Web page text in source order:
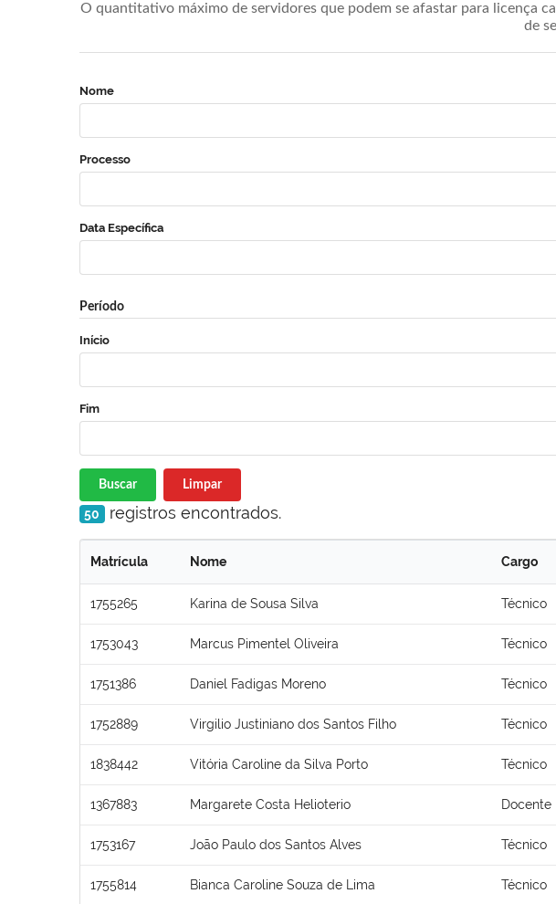
O quantitativo máximo de servidores que podem se afastar para licença
de
Nome
Processo
Data Específica
Período
Início
Fim
Buscar Limpar
50 registros encontrados.
Matrícula Nome Cargo
1755265 Karina de Sousa Silva Técnico
1753043 Marcus Pimentel Oliveira Técnico
1751386 Daniel Fadigas Moreno Técnico
1752889 Virgilio Justiniano dos Santos Filho Técnico
1838442 Vitória Caroline da Silva Porto Técnico
1367883 Margarete Costa Helioterio Docente
1753167 João Paulo dos Santos Alves Técnico
1755814 Bianca Caroline Souza de Lima Técnico